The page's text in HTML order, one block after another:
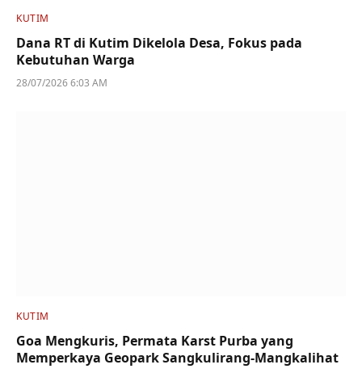
KUTIM
Dana RT di Kutim Dikelola Desa, Fokus pada
Kebutuhan Warga
28/07/2026 6:03 AM
KUTIM
Goa Mengkuris, Permata Karst Purba yang
Memperkaya Geopark Sangkulirang-Mangkalihat